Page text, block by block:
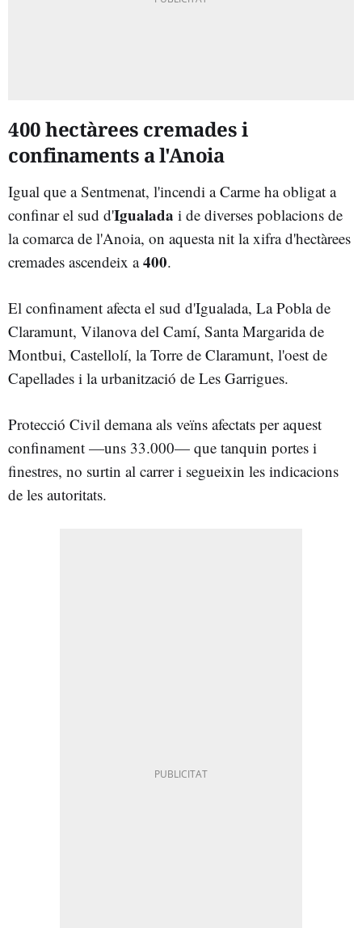
400 hectàrees cremades i
confinaments a l'Anoia
Igual que a Sentmenat, l'incendi a Carme ha obligat a
confinar el sud d'Igualada i de diverses poblacions de
la comarca de l'Anoia, on aquesta nit la xifra d'hectàrees
cremades ascendeix a400.
El confinament afecta el sud d'Igualada, La Pobla de
Claramunt, Vilanova del Camí, Santa Margarida de
Montbui, Castellolí, la Torre de Claramunt, l'oest de
Capellades i la urbanització de Les Garrigues.
Protecció Civil demana als veïns afectats per aquest
confinament —uns 33.000— que tanquin portes i
finestres, no surtin al carrer i segueixin les indicacions
de les autoritats.